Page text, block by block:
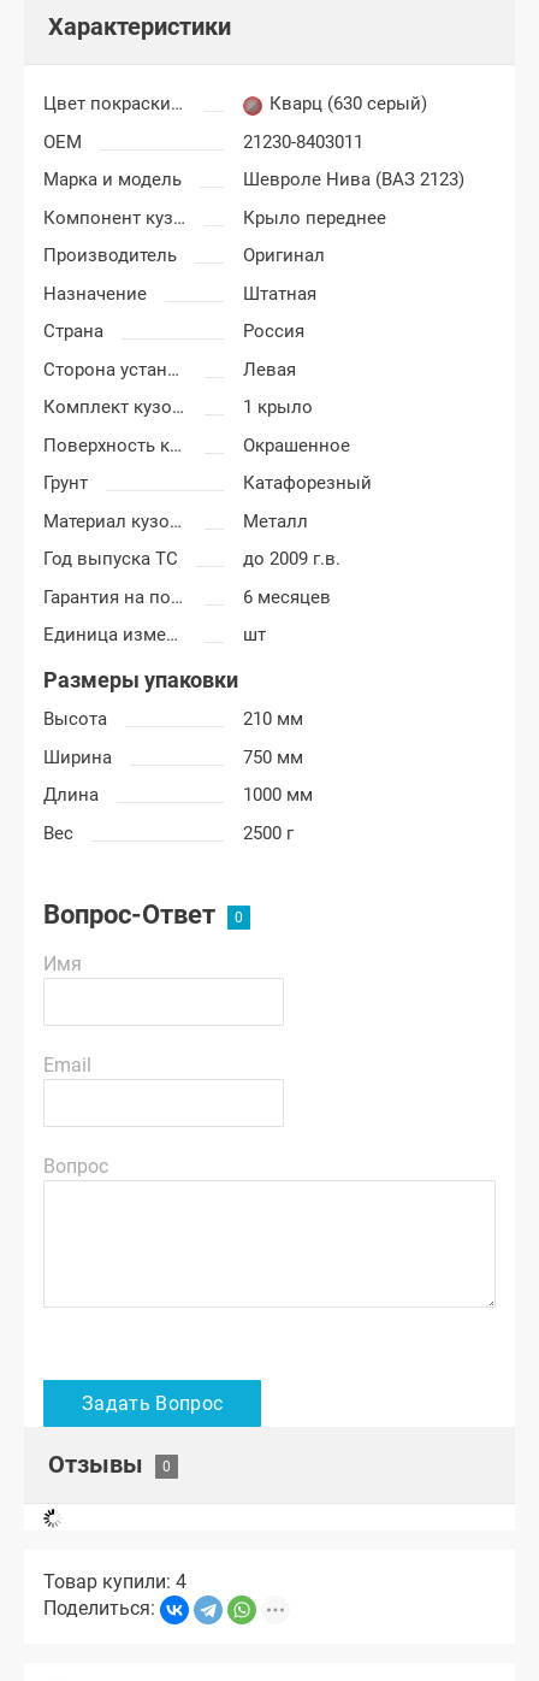
Характеристики
Цвет покраски Шевроле Нива
Кварц (630 серый)
OEM
21230-8403011
Марка и модель
Шевроле Нива (ВАЗ 2123)
Компонент кузова
Крыло переднее
Производитель
Оригинал
Назначение
Штатная
Страна
Россия
Сторона установки
Левая
Комплект кузовных деталей
1 крыло
Поверхность крыла
Окрашенное
Грунт
Катафорезный
Материал кузовных деталей
Металл
Год выпуска ТС
до 2009 г.в.
Гарантия на покраску
6 месяцев
Единица измерения
шт
Размеры упаковки
Высота
210 мм
Ширина
750 мм
Длина
1000 мм
Вес
2500 г
Вопрос-Ответ
Имя
Email
Вопрос
Отзывы
Товар купили: 4
Поделиться: